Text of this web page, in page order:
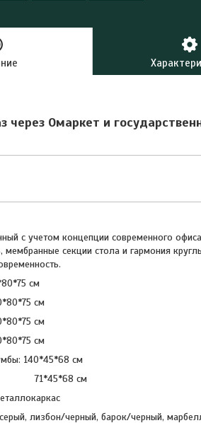
через Омаркет и
с учетом концепции современного
секции стола и гармония
см
см
см
см
140*45*68 см
см
лизбон/черный, барок/черный,